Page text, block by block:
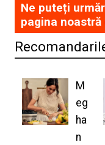
Ne puteți
pagina noastră
M
eg
ha
n